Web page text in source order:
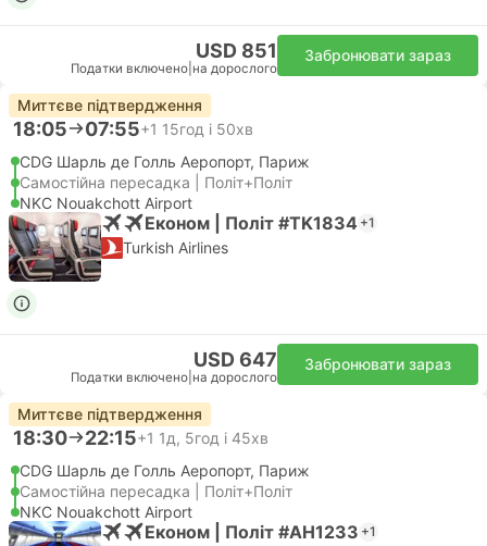
USD 851
Податки включено на дорослого
Забронювати зараз
Миттєве підтвердження
18:05 07:55+1 15год і 50хв
CDG Шарль де Голль Аеропорт, Париж
Самостійна пересадка | Політ+Політ
NKC Nouakchott Airport
Економ | Політ #TK1834 +1
Turkish Airlines
USD 647
Податки включено на дорослого
Забронювати зараз
Миттєве підтвердження
18:30 22:15+1 1д, 5год і 45хв
CDG Шарль де Голль Аеропорт, Париж
Самостійна пересадка | Політ+Політ
NKC Nouakchott Airport
Економ | Політ #AH1233 +1